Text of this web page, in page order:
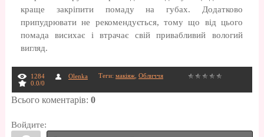
краще закріпити помаду на губах. Додатково
припудрювати не рекомендується, тому що від цього
помада висихає і втрачає свій привабливий вологий
вигляд.
1284 Olenka Теги: макіяж, Обличчя
0.0/0
Всього коментарів: 0
Войдите: